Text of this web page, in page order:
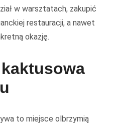
w warsztatach, zakupić
restauracji, a nawet
okazję.
to miejsce olbrzymią